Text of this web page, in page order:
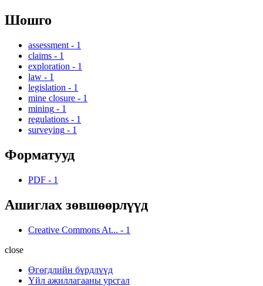
Шошго
assessment - 1
claims - 1
exploration - 1
law - 1
legislation - 1
mine closure - 1
mining - 1
regulations - 1
surveying - 1
Форматууд
PDF - 1
Ашиглах зөвшөөрлүүд
Creative Commons At... - 1
close
Өгөгдлийн бүрдлүүд
Үйл ажиллагааны урсгал